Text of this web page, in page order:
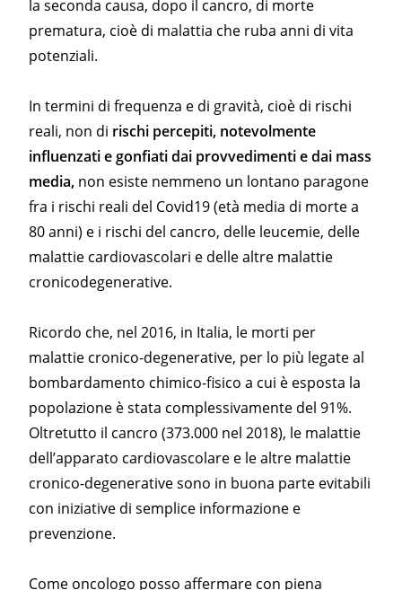
la seconda causa, dopo il cancro, di morte
prematura, cioè di malattia che ruba anni di vita
potenziali.
In termini di frequenza e di gravità, cioè di rischi
reali, non di rischi percepiti, notevolmente
influenzati e gonfiati dai provvedimenti e dai mass
media, non esiste nemmeno un lontano paragone
fra i rischi reali del Covid19 (età media di morte a
80 anni) e i rischi del cancro, delle leucemie, delle
malattie cardiovascolari e delle altre malattie
cronicodegenerative.
Ricordo che, nel 2016, in Italia, le morti per
malattie cronico-degenerative, per lo più legate al
bombardamento chimico-fisico a cui è esposta la
popolazione è stata complessivamente del 91%.
Oltretutto il cancro (373.000 nel 2018), le malattie
dell’apparato cardiovascolare e le altre malattie
cronico-degenerative sono in buona parte evitabili
con iniziative di semplice informazione e
prevenzione.
Come oncologo posso affermare con piena